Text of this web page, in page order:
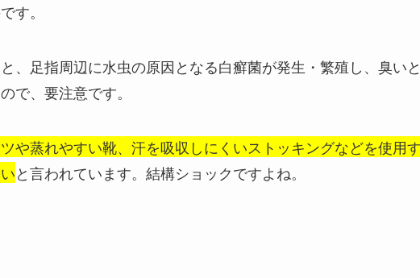
す。
、足指周辺に水虫の原因となる白癬菌が発生・繁殖し、臭い
で、要注意です。
や蒸れやすい靴、汗を吸収しにくいストッキングなどを使用
と言われています。結構ショックですよね。